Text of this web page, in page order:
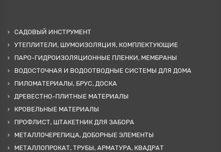
САДОВЫЙ ИНСТРУМЕНТ
УТЕПЛИТЕЛИ, ШУМОИЗОЛЯЦИЯ, КОМПЛЕКТУЮЩИЕ
ПАРО-ГИДРОИЗОЛЯЦИОННЫЕ ПЛЕНКИ, МЕМБРАНЫ
ВОДОСТОЧНАЯ И ВОДООТВОДНЫЕ СИСТЕМЫ ДЛЯ ДОМА
ПИЛОМАТЕРИАЛЫ, БРУС, ДОСКА
ДРЕВЕСТНО-ПЛИТНЫЕ МАТЕРИАЛЫ
КРОВЕЛЬНЫЕ МАТЕРИАЛЫ
ПРОФЛИСТ, ШТАКЕТНИК ДЛЯ ЗАБОРА
МЕТАЛЛОЧЕРЕПИЦА, ДОБОРНЫЕ ЭЛЕМЕНТЫ
МЕТАЛЛОПРОКАТ, ТРУБЫ, АРМАТУРА, КВАДРАТ